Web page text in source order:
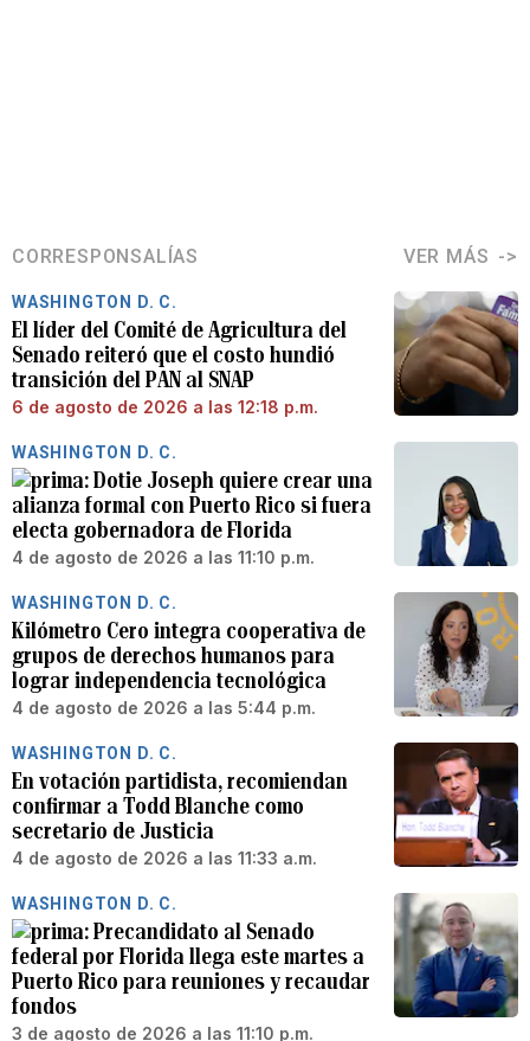
CORRESPONSALÍAS VER MÁS
WASHINGTON D. C.
El líder del Comité de Agricultura del
Senado reiteró que el costo hundió
transición del PAN al SNAP
6 de agosto de 2026 a las 12:18 p.m.
WASHINGTON D. C.
Dotie Joseph quiere crear una
alianza formal con Puerto Rico si fuera
electa gobernadora de Florida
4 de agosto de 2026 a las 11:10 p.m.
WASHINGTON D. C.
Kilómetro Cero integra cooperativa de
grupos de derechos humanos para
lograr independencia tecnológica
4 de agosto de 2026 a las 5:44 p.m.
WASHINGTON D. C.
En votación partidista, recomiendan
confirmar a Todd Blanche como
secretario de Justicia
4 de agosto de 2026 a las 11:33 a.m.
WASHINGTON D. C.
Precandidato al Senado
federal por Florida llega este martes a
Puerto Rico para reuniones y recaudar
fondos
3 de agosto de 2026 a las 11:10 p.m.